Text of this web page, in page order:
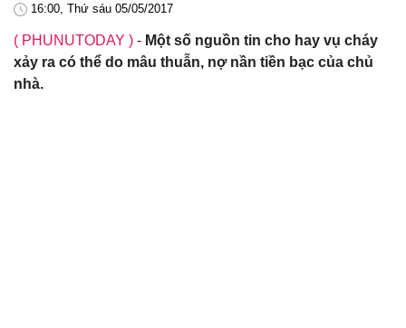
16:00, Thứ sáu 05/05/2017
( PHUNUTODAY ) - Một số nguồn tin cho hay vụ cháy
xảy ra có thể do mâu thuẫn, nợ nần tiền bạc của chủ
nhà.